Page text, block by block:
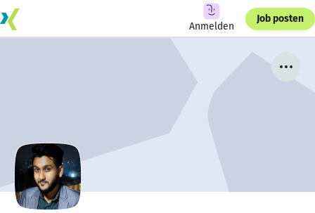
Anmelden
Job posten